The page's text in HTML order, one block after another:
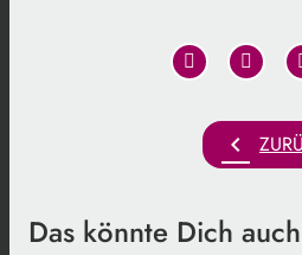
chevron_left
Das könnte Dich